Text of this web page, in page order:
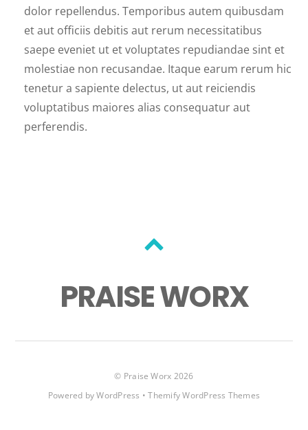
dolor repellendus. Temporibus autem quibusdam
et aut officiis debitis aut rerum necessitatibus
saepe eveniet ut et voluptates repudiandae sint et
molestiae non recusandae. Itaque earum rerum hic
tenetur a sapiente delectus, ut aut reiciendis
voluptatibus maiores alias consequatur aut
perferendis.
PRAISE WORX
© Praise Worx 2026
Powered byWordPress •Themify WordPress Themes